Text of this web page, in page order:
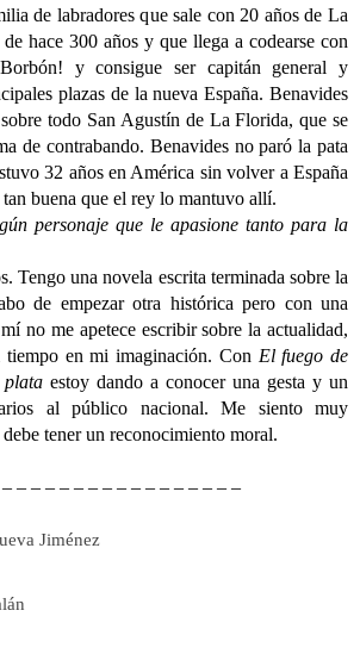
de labradores que sale con 20 años de La
hace 300 años y que llega a codearse con
y consigue ser capitán general y
plazas de la nueva España. Benavides
todo San Agustín de La Florida, que se
de contrabando. Benavides no paró la pata
32 años en América sin volver a España
buena que el rey lo mantuvo allí.
personaje que le apasione tanto para la
una novela escrita terminada sobre la
de empezar otra histórica pero con una
no me apetece escribir sobre la actualidad,
en mi imaginación. Con El fuego de
estoy dando a conocer una gesta y un
al público nacional. Me siento muy
tener un reconocimiento moral.
– – – – – – – – – – – – – – – –
Jiménez